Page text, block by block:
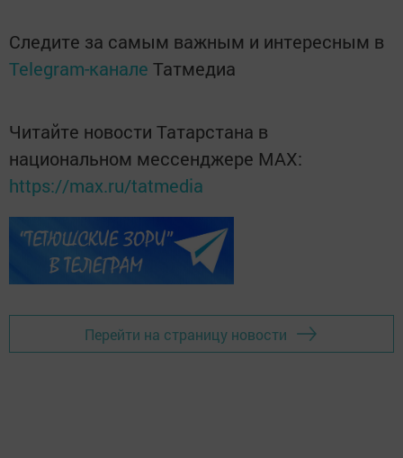
Следите за самым важным и интересным в
Telegram-канале Татмедиа
Читайте новости Татарстана в
национальном мессенджере MАХ:
https://max.ru/tatmedia
Перейти на страницу новости